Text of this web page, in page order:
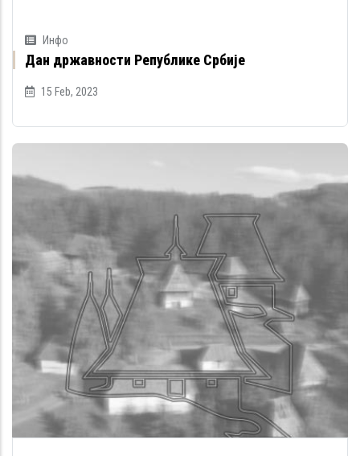
Инфо
Дан државности Републике Србије
15 Feb, 2023